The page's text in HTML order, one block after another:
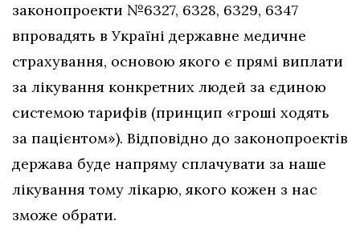
законопроекти №6327, 6328, 6329, 6347
впровадять в Україні державне медичне
страхування, основою якого є прямі виплати
за лікування конкретних людей за єдиною
системою тарифів (принцип «гроші ходять
за пацієнтом»). Відповідно до законопроектів
держава буде напряму сплачувати за наше
лікування тому лікарю, якого кожен з нас
зможе обрати.